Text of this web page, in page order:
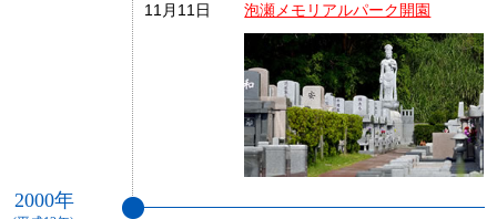
11月11日 泡瀬メモリアルパーク開園
2000年